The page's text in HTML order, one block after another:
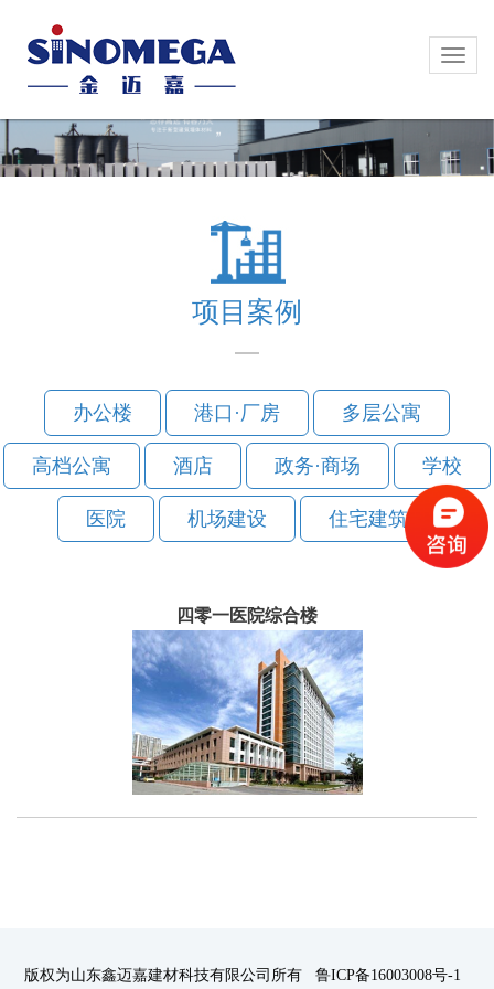
Toggle
Toggle
项目案例
办公楼 港口·厂房 多层公寓
高档公寓 酒店 政务·商场 学校
医院 机场建设 住宅建筑
四零一医院综合楼
版权为山东鑫迈嘉建材科技有限公司所有 鲁ICP备16003008号-1